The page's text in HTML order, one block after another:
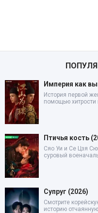
Империя как
История первой
помощью хитрости
Птичья кость
Сяо Уи и Се Цзя
суровый
Супруг (2026)
Смотрите
историю